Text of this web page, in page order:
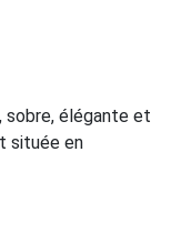
sobre, élégante et
située en